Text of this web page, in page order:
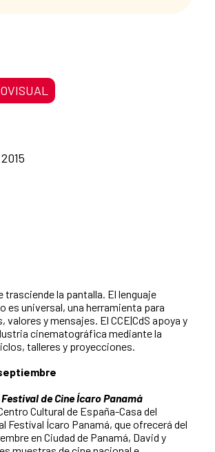
trasciende la pantalla. El lenguaje
es universal, una herramienta para
valores y mensajes. El CCE|CdS apoya y
cinematográfica mediante la
talleres y proyecciones.
de Cine Ícaro Panamá
Cultural de España-Casa del
Festíval Ícaro Panamá, que ofrecerá del
en Ciudad de Panamá, David y